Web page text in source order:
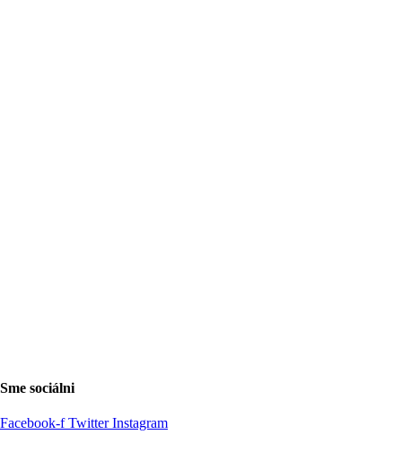
Sme sociálni
Facebook-f Twitter Instagram